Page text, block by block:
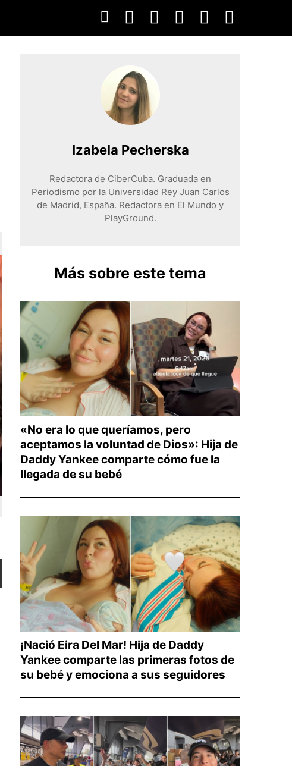
Izabela Pecherska
Redactora de CiberCuba. Graduada en
Periodismo por la Universidad Rey Juan Carlos
de Madrid, España. Redactora en El Mundo y
PlayGround.
Más sobre este tema
«No era lo que queríamos, pero
aceptamos la voluntad de Dios»: Hija de
Daddy Yankee comparte cómo fue la
llegada de su bebé
¡Nació Eira Del Mar! Hija de Daddy
Yankee comparte las primeras fotos de
su bebé y emociona a sus seguidores